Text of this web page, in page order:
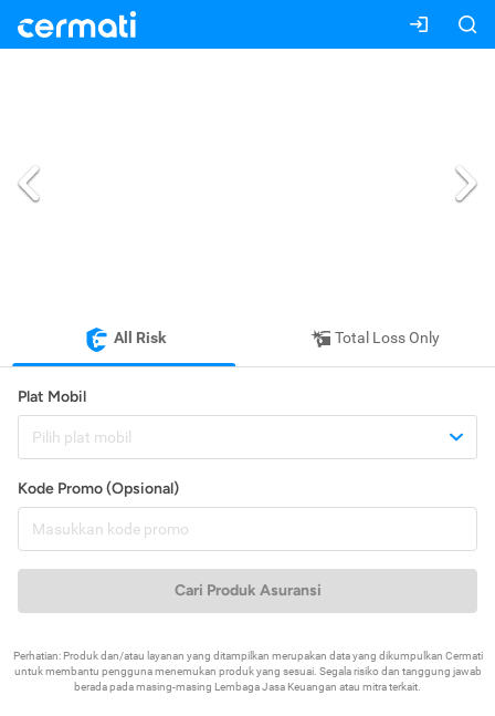
All Risk Total Loss Only
Plat Mobil
Pilih plat mobil
Kode Promo (Opsional)
Cari Produk Asuransi
Perhatian: Produk dan/atau layanan yang ditampilkan merupakan data yang dikumpulkan Cermati
untuk membantu pengguna menemukan produk yang sesuai. Segala risiko dan tanggung jawab
berada pada masing-masing Lembaga Jasa Keuangan atau mitra terkait.